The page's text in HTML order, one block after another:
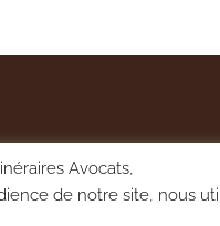
Avocats,
de notre site, nous